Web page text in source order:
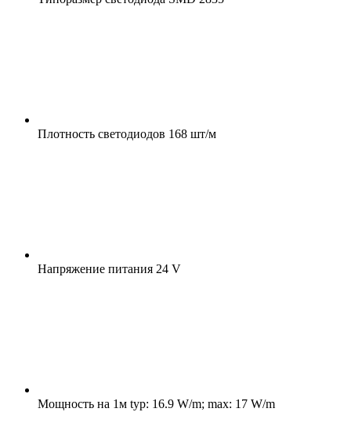
Плотность светодиодов 168 шт/м
Напряжение питания 24 V
Мощность на 1м typ: 16.9 W/m; max: 17 W/m